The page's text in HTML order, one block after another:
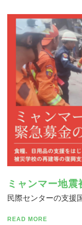
ミャンマー地震
民際センターの支援
READ MORE